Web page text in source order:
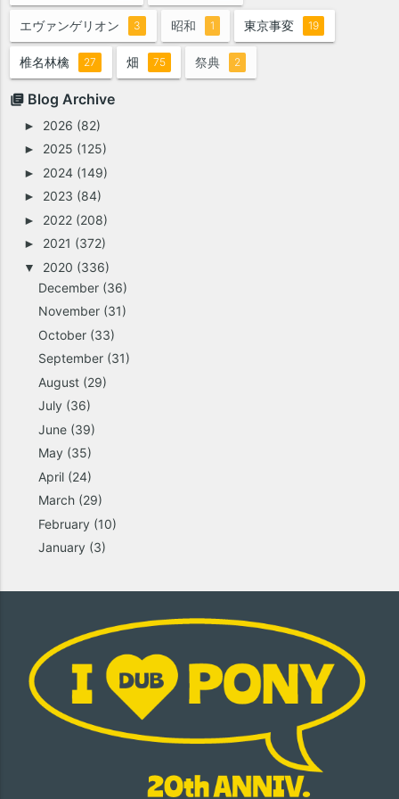
エヴァンゲリオン 3 昭和 1 東京事変 19
椎名林檎 27 畑 75 祭典 2
Blog Archive
► 2026 (82)
► 2025 (125)
► 2024 (149)
► 2023 (84)
► 2022 (208)
► 2021 (372)
▼ 2020 (336)
December (36)
November (31)
October (33)
September (31)
August (29)
July (36)
June (39)
May (35)
April (24)
March (29)
February (10)
January (3)